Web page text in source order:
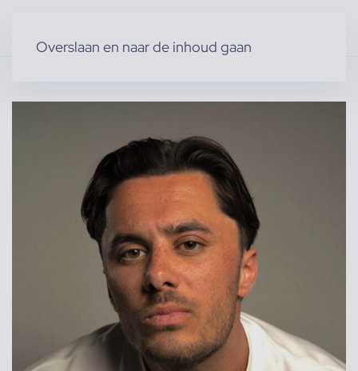
Overslaan en naar de inhoud gaan